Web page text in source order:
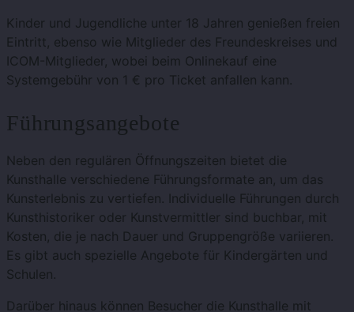
Kinder und Jugendliche unter 18 Jahren genießen freien
Eintritt, ebenso wie Mitglieder des Freundeskreises und
ICOM-Mitglieder, wobei beim Onlinekauf eine
Systemgebühr von 1 € pro Ticket anfallen kann​​.
Führungsangebote
Neben den regulären Öffnungszeiten bietet die
Kunsthalle verschiedene Führungsformate an, um das
Kunsterlebnis zu vertiefen. Individuelle Führungen durch
Kunsthistoriker oder Kunstvermittler sind buchbar, mit
Kosten, die je nach Dauer und Gruppengröße variieren.
Es gibt auch spezielle Angebote für Kindergärten und
Schulen.
Darüber hinaus können Besucher die Kunsthalle mit